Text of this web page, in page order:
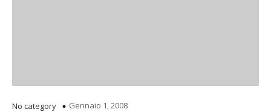
No category Gennaio 1, 2008